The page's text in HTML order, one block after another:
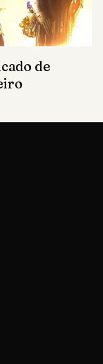
de